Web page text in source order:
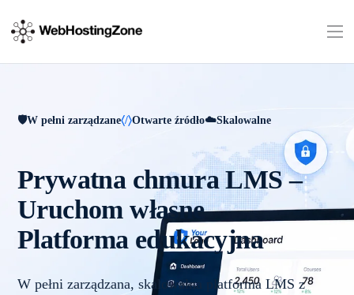
W pełni zarządzane Otwarte źródło Skalowalne
Prywatna chmura LMS –
Uruchom własne
Platforma edukacyjna
W pełni zarządzana, skalowalna platforma LMS z